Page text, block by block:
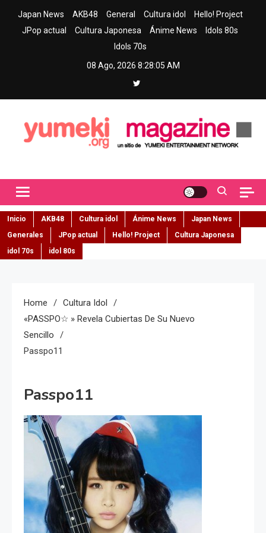
Japan News AKB48 General Cultura idol
Hello! Project
JPop actual
Cultura Japonesa Ánime News
Idols 80s
Idols 70s
08 Ago, 2026 8:28:06 AM
Inicio AKB48 Cultura idol Ánime News
Japan News
Generales
JPop actual Hello! Project
Cultura Japonesa
idol 70s
idol 80s
Home
Cultura Idol
«PASSPO☆ » Revela Cubiertas De Su Nuevo
Sencillo
Passpo11
Passpo11